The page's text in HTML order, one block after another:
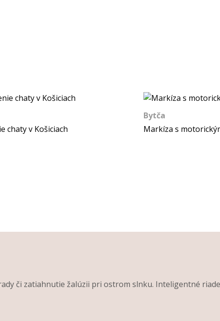
chaty v Košiciach
Bytča
Markíza s
či zatiahnutie žalúzii pri ostrom slnku. Inteligentné